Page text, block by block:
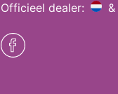
Officieel dealer: &